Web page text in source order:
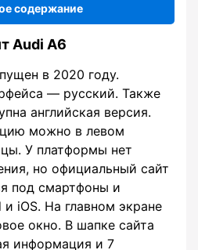
содержание
Audi A6
в 2020 году.
— русский. Также
английская версия.
можно в левом
У платформы нет
но официальный сайт
под смартфоны и
iOS. На главном экране
окно. В шапке сайта
информация и 7